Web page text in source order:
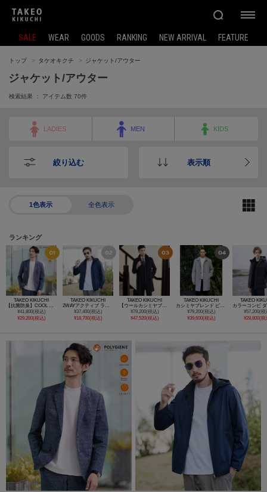
SALE WEAR GOODS RANKING NEW ARRIVAL FEATURE
トップ タケオキクチ ジャケット/アウター
ジャケット/アウター
検索結果 ： アイテム数 70件
LADIES MEN KIDS
絞り込む 表示順
1色表示 全色表示
ランキング
TAKEO KIKUCHI
¥41,800(税込)
¥29,260(税込)
TAKEO KIKUCHI
¥37,400(税込)
¥18,700(税込)
TAKEO KIKUCHI
¥79,200(税込)
¥47,520(税込)
TAKEO KIKUCHI
¥79,200(税込)
¥39,600(税込)
TAKEO
¥57,200(税
¥28,600(税